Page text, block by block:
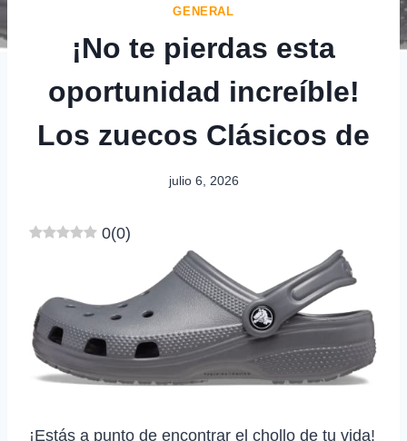
GENERAL
¡No te pierdas esta
oportunidad increíble!
Los zuecos Clásicos de
julio 6, 2026
0(0)
¡Estás a punto de encontrar el chollo de tu vida!